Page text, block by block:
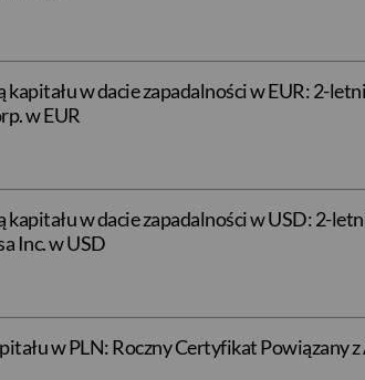
w dacie zapadalności w EUR: 2-
w EUR
w dacie zapadalności w USD: 2-
Inc. w USD
w PLN: Roczny Certyfikat Powiązany z